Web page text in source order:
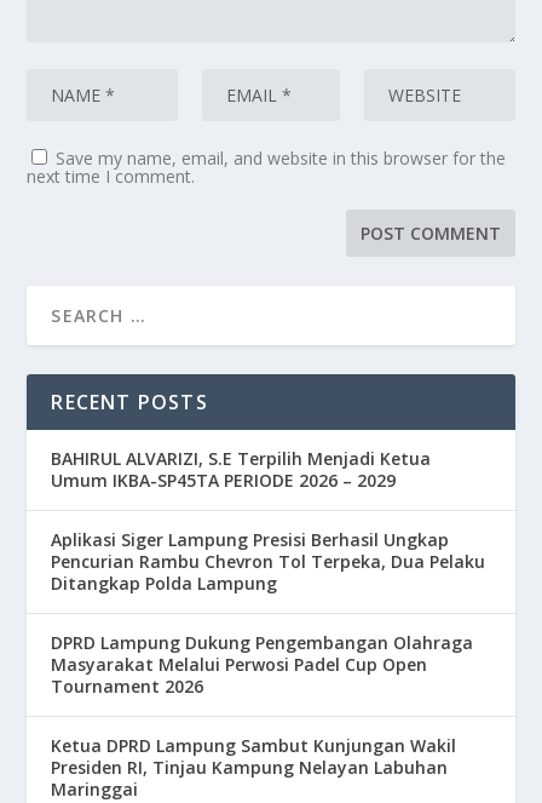
Save my name, email, and website in this browser for the
next time I comment.
RECENT POSTS
BAHIRUL ALVARIZI, S.E Terpilih Menjadi Ketua
Umum IKBA-SP45TA PERIODE 2026 – 2029
Aplikasi Siger Lampung Presisi Berhasil Ungkap
Pencurian Rambu Chevron Tol Terpeka, Dua Pelaku
Ditangkap Polda Lampung
DPRD Lampung Dukung Pengembangan Olahraga
Masyarakat Melalui Perwosi Padel Cup Open
Tournament 2026
Ketua DPRD Lampung Sambut Kunjungan Wakil
Presiden RI, Tinjau Kampung Nelayan Labuhan
Maringgai